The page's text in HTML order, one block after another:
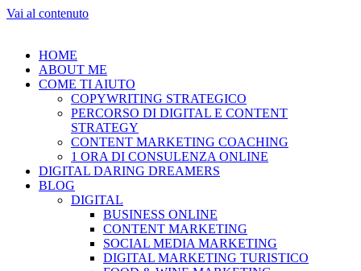
Vai al contenuto
HOME
ABOUT ME
COME TI AIUTO
COPYWRITING STRATEGICO
PERCORSO DI DIGITAL E CONTENT
STRATEGY
CONTENT MARKETING COACHING
1 ORA DI CONSULENZA ONLINE
DIGITAL DARING DREAMERS
BLOG
DIGITAL
BUSINESS ONLINE
CONTENT MARKETING
SOCIAL MEDIA MARKETING
DIGITAL MARKETING TURISTICO